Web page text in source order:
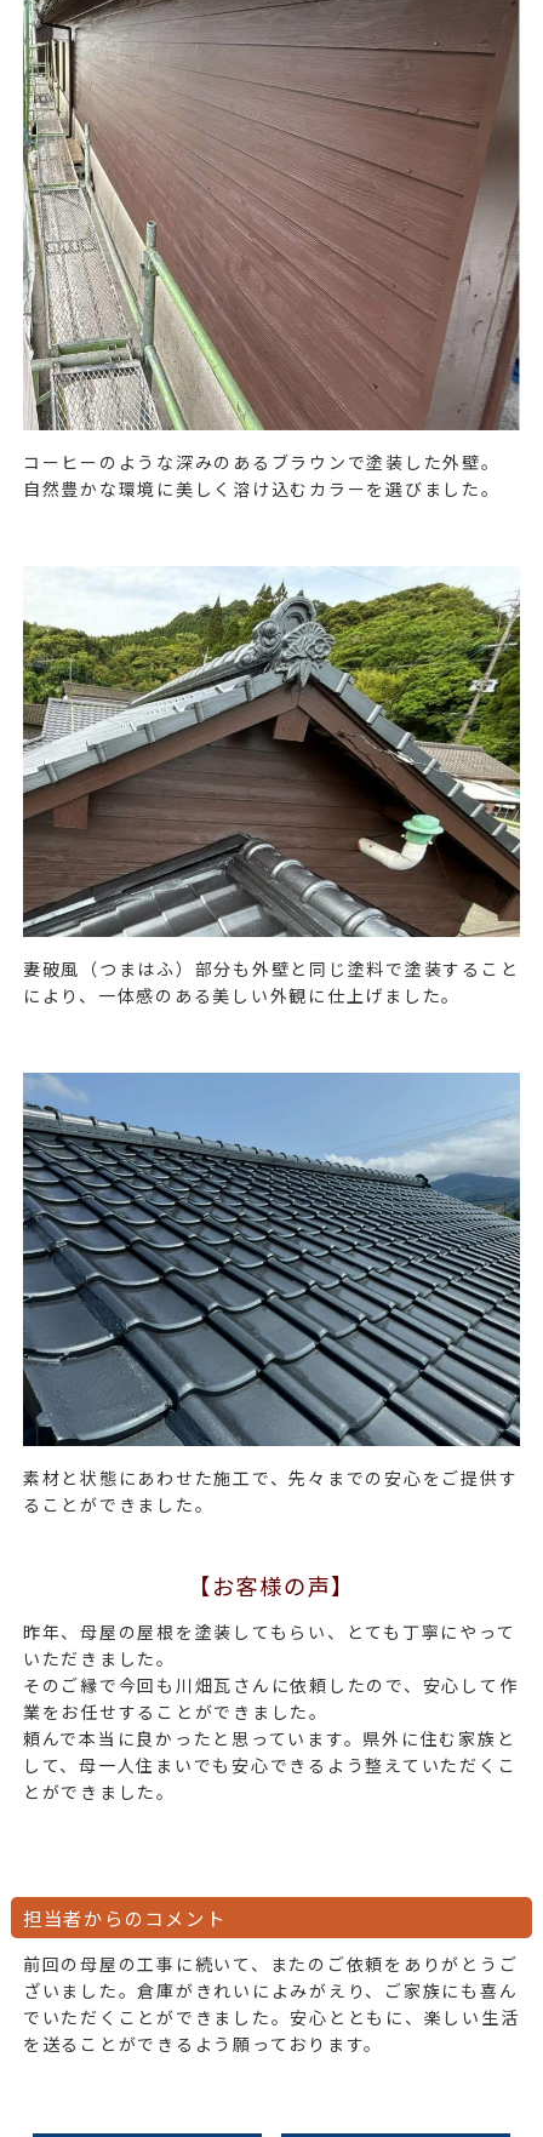
コーヒーのような深みのあるブラウンで塗装した外壁。
自然豊かな環境に美しく溶け込むカラーを選びました。
妻破風（つまはふ）部分も外壁と同じ塗料で塗装すること
により、一体感のある美しい外観に仕上げました。
素材と状態にあわせた施工で、先々までの安心をご提供す
ることができました。
【お客様の声】
昨年、母屋の屋根を塗装してもらい、とても丁寧にやって
いただきました。
そのご縁で今回も川畑瓦さんに依頼したので、安心して作
業をお任せすることができました。
頼んで本当に良かったと思っています。県外に住む家族と
して、母一人住まいでも安心できるよう整えていただくこ
とができました。
担当者からのコメント
前回の母屋の工事に続いて、またのご依頼をありがとうご
ざいました。倉庫がきれいによみがえり、ご家族にも喜ん
でいただくことができました。安心とともに、楽しい生活
を送ることができるよう願っております。